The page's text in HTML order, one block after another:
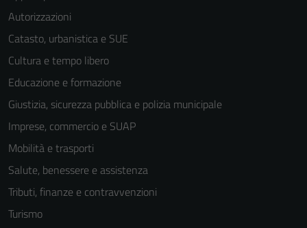
Autorizzazioni
Catasto, urbanistica e SUE
Cultura e tempo libero
Educazione e formazione
Giustizia, sicurezza pubblica e polizia municipale
Imprese, commercio e SUAP
Mobilità e trasporti
Salute, benessere e assistenza
Tributi, finanze e contravvenzioni
Turismo
essere